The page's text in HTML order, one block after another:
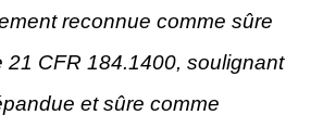
reconnue comme sûre
21 CFR 184.1400, soulignant
et sûre comme